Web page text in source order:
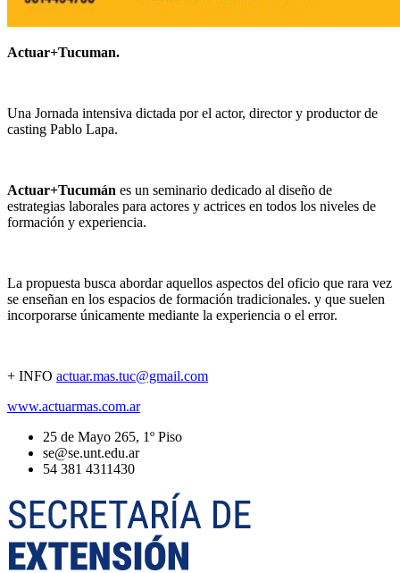
Actuar+Tucuman.
Una Jornada intensiva dictada por el actor, director y productor de
casting Pablo Lapa.
Actuar+Tucumán es un seminario dedicado al diseño de
estrategias laborales para actores y actrices en todos los niveles de
formación y experiencia.
La propuesta busca abordar aquellos aspectos del oficio que rara vez
se enseñan en los espacios de formación tradicionales. y que suelen
incorporarse únicamente mediante la experiencia o el error.
+ INFO actuar.mas.tuc@gmail.com
www.actuarmas.com.ar
25 de Mayo 265, 1º Piso
se@se.unt.edu.ar
54 381 4311430